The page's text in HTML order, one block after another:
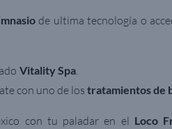
de ultima tecnología o
Vitality Spa.
con uno de los tratamientos de
con tu paladar en el Loco